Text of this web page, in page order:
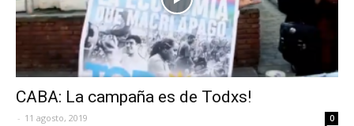
CABA: La campaña es de Todxs!
- 11 agosto, 2019 0